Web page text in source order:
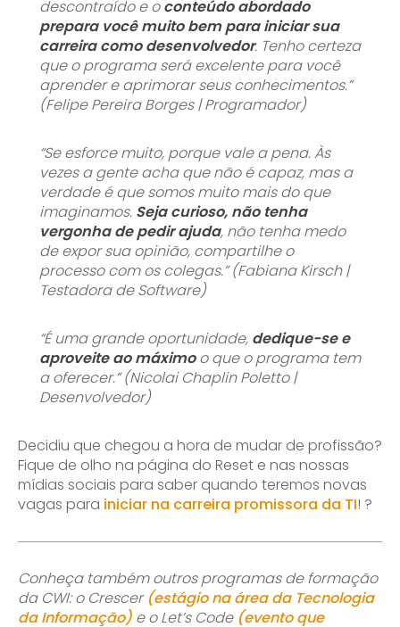
descontraído e oconteúdo abordado
prepara você muito bem para iniciar sua
carreira como desenvolvedor. Tenho certeza
que o programa será excelente para você
aprender e aprimorar seus conhecimentos.”
(Felipe Pereira Borges | Programador)
“Se esforce muito, porque vale a pena. Às
vezes a gente acha que não é capaz, mas a
verdade é que somos muito mais do que
imaginamos. Seja curioso, não tenha
vergonha de pedir ajuda, não tenha medo
de expor sua opinião, compartilhe o
processo com os colegas.” (Fabiana Kirsch |
Testadora de Software)
“É uma grande oportunidade, dedique-se e
aproveite ao máximoo que o programa tem
a oferecer.” (Nicolai Chaplin Poletto |
Desenvolvedor)
Decidiu que chegou a hora de mudar de profissão?
Fique de olho na página do Reset e nas nossas
mídias sociais para saber quando teremos novas
vagas para iniciar na carreira promissora da TI! ?
Conheça também outros programas de formação
da CWI: o Crescer (estágio na área da Tecnologia
da Informação) e o Let’s Code (evento que